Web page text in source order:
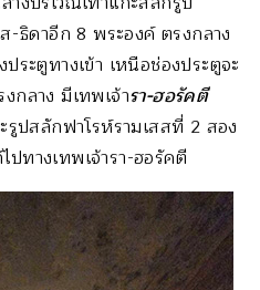
-ธิดาอีก 8 พระองค์ ตรงกลาง
ระตูทางเข้า เหนือช่องประตูจะ
กลาง มีเทพเจ้ารา-ฮอรัคตี
ปสลักฟาโรห์รามเสสที่ 2 สอง
ทางเทพเจ้ารา-ฮอรัคตี